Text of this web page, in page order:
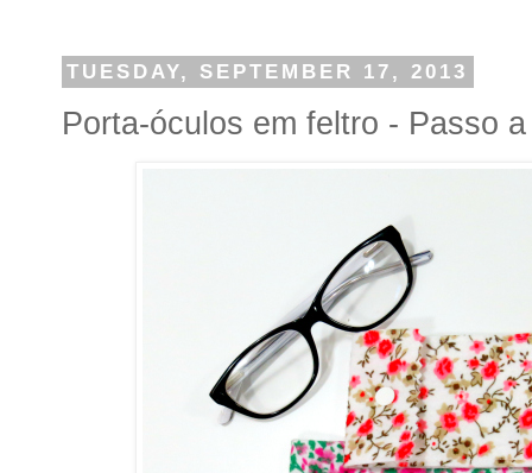
TUESDAY, SEPTEMBER 17, 2013
Porta-óculos em feltro - Passo